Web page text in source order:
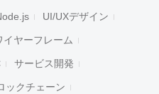
UI/UXデザイン
イヤーフレーム
サービス開発
ックチェーン